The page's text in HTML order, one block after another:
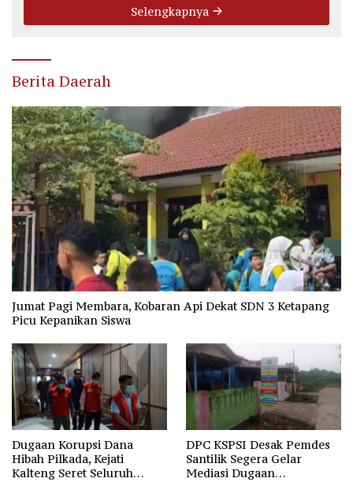
Selengkapnya
Berita Daerah
Jumat Pagi Membara, Kobaran Api Dekat SDN 3 Ketapang
Picu Kepanikan Siswa
Dugaan Korupsi Dana
Hibah Pilkada, Kejati
Kalteng Seret Seluruh
DPC KSPSI Desak Pemdes
Santilik Segera Gelar
Mediasi Dugaan